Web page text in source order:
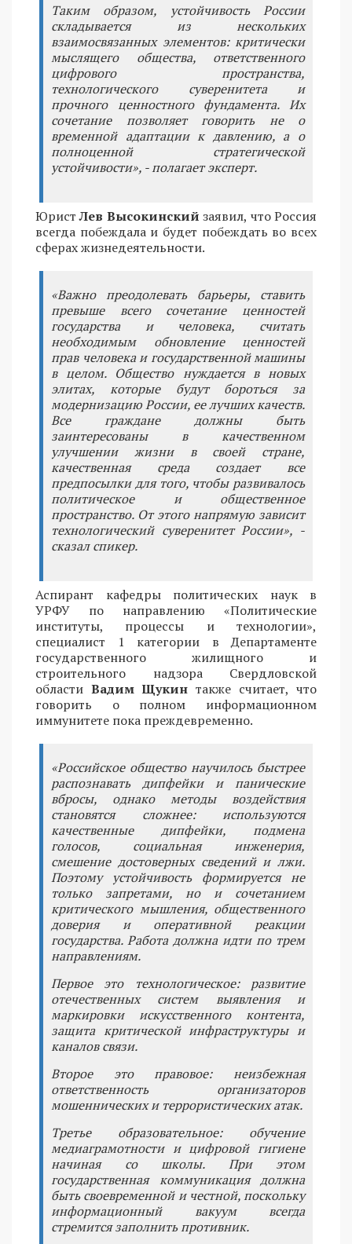
Таким образом, устойчивость России
складывается из нескольких
взаимосвязанных элементов: критически
мыслящего общества, ответственного
цифрового пространства,
технологического суверенитета и
прочного ценностного фундамента. Их
сочетание позволяет говорить не о
временной адаптации к давлению, а о
полноценной стратегической
устойчивости», - полагает эксперт.
ЮристЛев Высокинскийзаявил, что Россия
всегда побеждала и будет побеждать во всех
сферах жизнедеятельности.
«Важно преодолевать барьеры, ставить
превыше всего сочетание ценностей
государства и человека, считать
необходимым обновление ценностей
прав человека и государственной машины
в целом. Общество нуждается в новых
элитах, которые будут бороться за
модернизацию России, ее лучших качеств.
Все граждане должны быть
заинтересованы в качественном
улучшении жизни в своей стране,
качественная среда создает все
предпосылки для того, чтобы развивалось
политическое и общественное
пространство. От этого напрямую зависит
технологический суверенитет России», -
сказал спикер.
Аспирант кафедры политических наук в
УРФУ по направлению «Политические
институты, процессы и технологии»,
специалист 1 категории в Департаменте
государственного жилищного и
строительного надзора Свердловской
области Вадим Щукин также считает, что
говорить о полном информационном
иммунитете пока преждевременно.
«Российское общество научилось быстрее
распознавать дипфейки и панические
вбросы, однако методы воздействия
становятся сложнее: используются
качественные дипфейки, подмена
голосов, социальная инженерия,
смешение достоверных сведений и лжи.
Поэтому устойчивость формируется не
только запретами, но и сочетанием
критического мышления, общественного
доверия и оперативной реакции
государства. Работа должна идти по трем
направлениям.
Первое это технологическое: развитие
отечественных систем выявления и
маркировки искусственного контента,
защита критической инфраструктуры и
каналов связи.
Второе это правовое: неизбежная
ответственность организаторов
мошеннических и террористических атак.
Третье образовательное: обучение
медиаграмотности и цифровой гигиене
начиная со школы. При этом
государственная коммуникация должна
быть своевременной и честной, поскольку
информационный вакуум всегда
стремится заполнить противник.